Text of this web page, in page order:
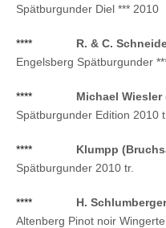
Spätburgunder Diel *** 2010
**** R. & C.
Engelsberg Spätburgunder
**** Michael Wiesler
Spätburgunder Edition 2010
**** Klumpp
Spätburgunder 2010 tr.
**** H.
Altenberg Pinot noir